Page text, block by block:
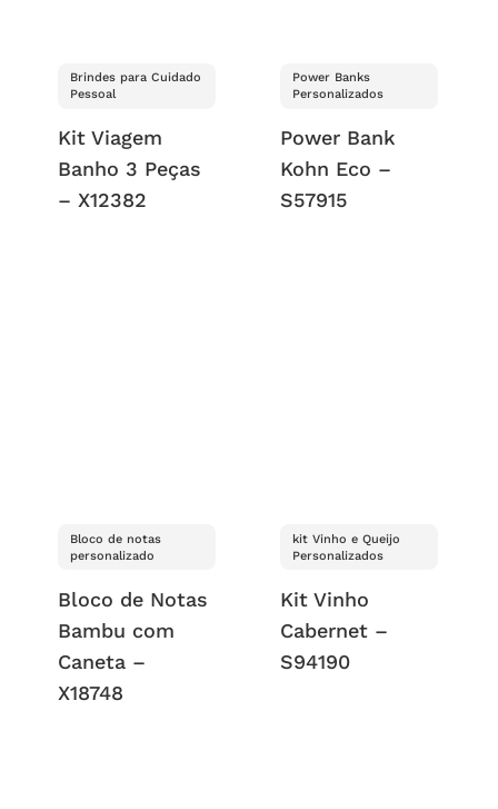
Brindes para Cuidado
Pessoal
Kit Viagem
Banho 3 Peças
– X12382
Power Banks
Personalizados
Power Bank
Kohn Eco –
S57915
Bloco de notas
personalizado
Bloco de Notas
Bambu com
Caneta –
X18748
kit Vinho e Queijo
Personalizados
Kit Vinho
Cabernet –
S94190